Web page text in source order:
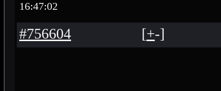
16:47:02
#756604 [+-]